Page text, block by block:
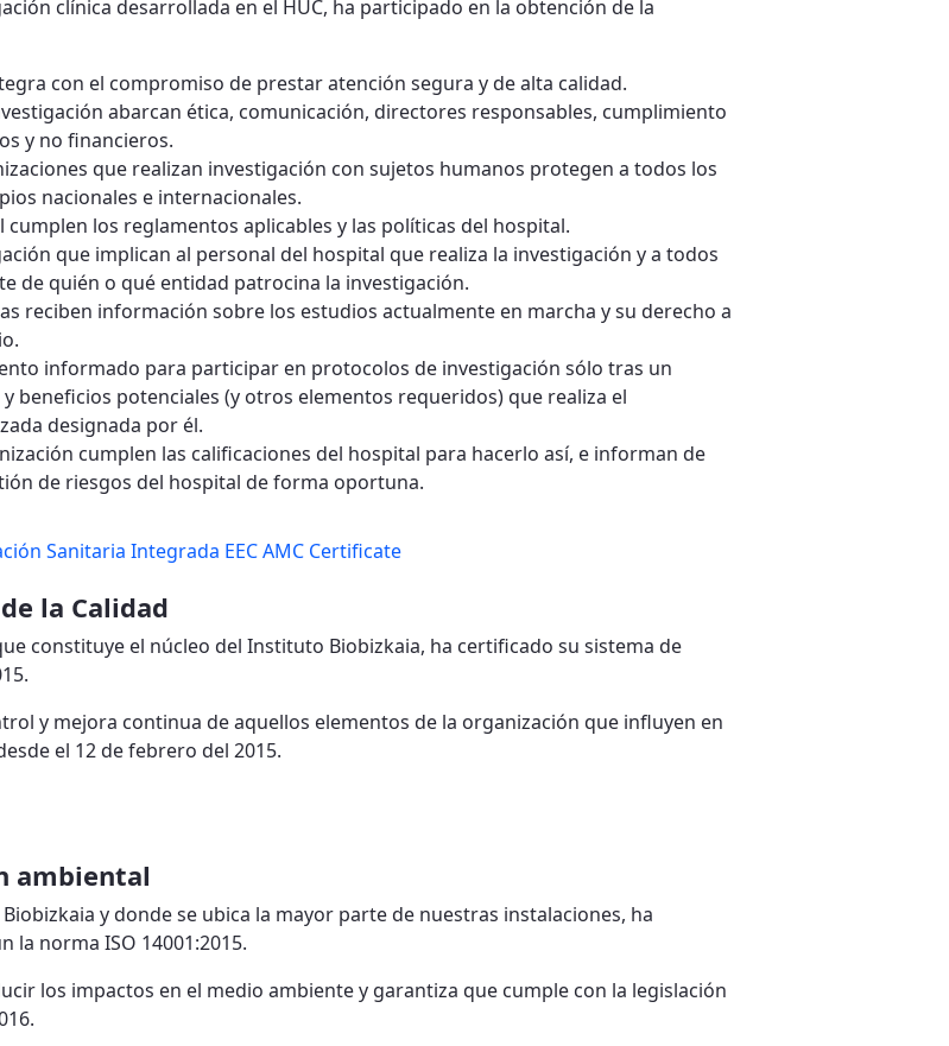
clínica desarrollada en el HUC, ha participado en la obtención de la
con el compromiso de prestar atención segura y de alta calidad.
abarcan ética, comunicación, directores responsables, cumplimiento
y no financieros.
que realizan investigación con sujetos humanos protegen a todos los
nacionales e internacionales.
los reglamentos aplicables y las políticas del hospital.
que implican al personal del hospital que realiza la investigación y a todos
de quién o qué entidad patrocina la investigación.
reciben información sobre los estudios actualmente en marcha y su derecho a
informado para participar en protocolos de investigación sólo tras un
beneficios potenciales (y otros elementos requeridos) que realiza el
designada por él.
cumplen las calificaciones del hospital para hacerlo así, e informan de
de riesgos del hospital de forma oportuna.
Sanitaria Integrada EEC AMC Certificate
la Calidad
constituye el núcleo del Instituto Biobizkaia, ha certificado su sistema de
y mejora continua de aquellos elementos de la organización que influyen en
el 12 de febrero del 2015.
ambiental
y donde se ubica la mayor parte de nuestras instalaciones, ha
la norma ISO 14001:2015.
los impactos en el medio ambiente y garantiza que cumple con la legislación